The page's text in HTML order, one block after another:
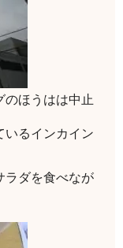
のほうはは中止
いるインカイン
ラダを食べなが